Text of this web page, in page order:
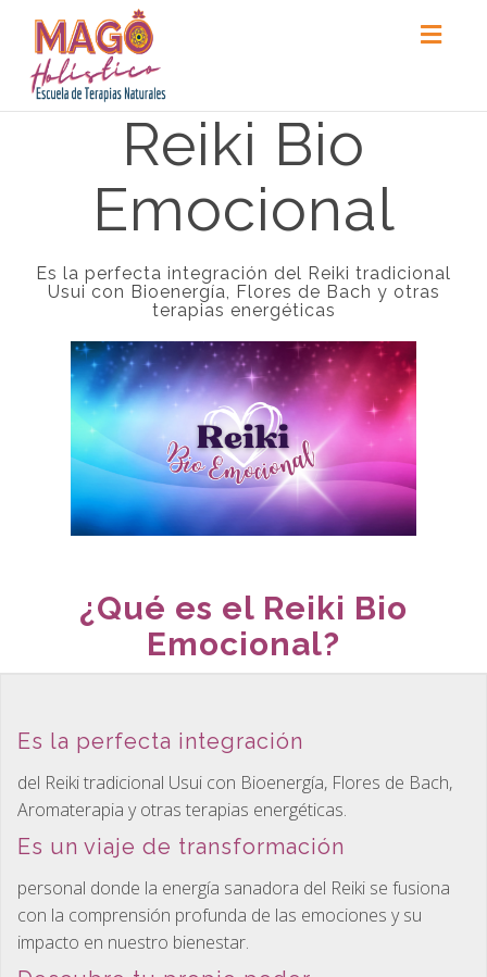
Reiki Bio
Emocional
Es la perfecta integración del Reiki tradicional
Usui con Bioenergía, Flores de Bach y otras
terapias energéticas
¿Qué es el Reiki Bio
Emocional?
Es la perfecta integración
del Reiki tradicional Usui con Bioenergía, Flores de Bach,
Aromaterapia y otras terapias energéticas.
Es un viaje de transformación
personal donde la energía sanadora del Reiki se fusiona
con la comprensión profunda de las emociones y su
impacto en nuestro bienestar.